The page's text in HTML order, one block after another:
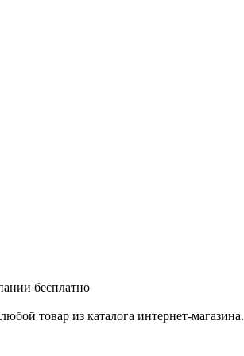
бесплатно
товар из каталога интернет-магазина.